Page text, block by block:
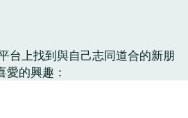
台上找到與自己志同道合的新朋
愛的興趣：